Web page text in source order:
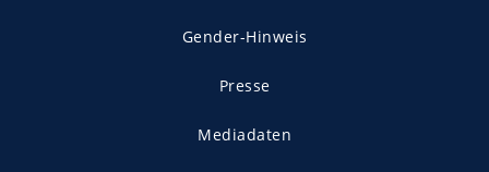
Gender-Hinweis
Presse
Mediadaten